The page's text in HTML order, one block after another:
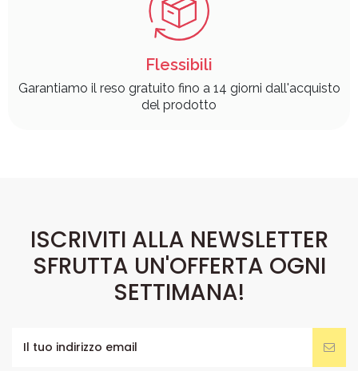
Flessibili
Garantiamo il reso gratuito fino a 14 giorni dall'acquisto
del prodotto
ISCRIVITI ALLA NEWSLETTER
SFRUTTA UN'OFFERTA OGNI
SETTIMANA!